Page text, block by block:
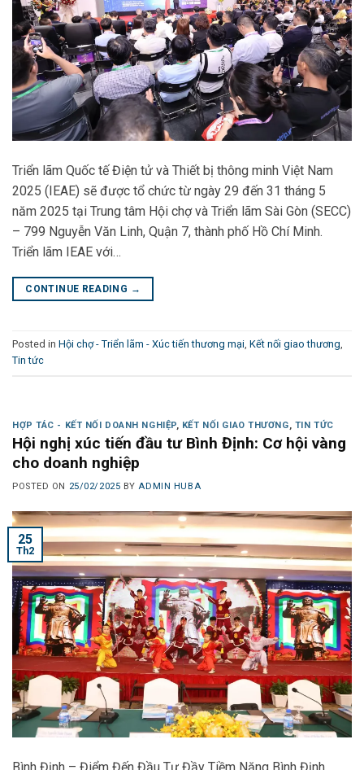
Triển lãm Quốc tế Điện tử và Thiết bị thông minh Việt Nam
2025 (IEAE) sẽ được tổ chức từ ngày 29 đến 31 tháng 5
năm 2025 tại Trung tâm Hội chợ và Triển lãm Sài Gòn (SECC)
– 799 Nguyễn Văn Linh, Quận 7, thành phố Hồ Chí Minh.
Triển lãm IEAE với…
CONTINUE READING →
Posted in Hội chợ - Triển lãm - Xúc tiến thương mại Kết nối giao thương
Tin tức
HỢP TÁC - KẾT NỐI DOANH NGHIỆP, KẾT NỐI GIAO THƯƠNG, TIN TỨC
Hội nghị xúc tiến đầu tư Bình Định: Cơ hội vàng
cho doanh nghiệp
POSTED ON 25/02/2025 BYADMIN HUBA
25
Th2